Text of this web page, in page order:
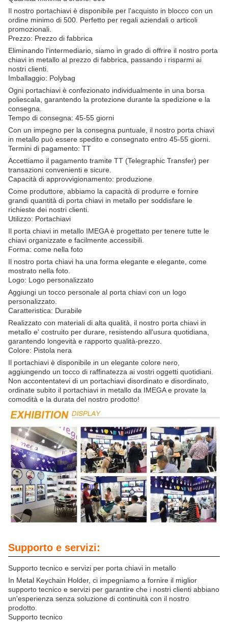
Il nostro portachiavi è disponibile per l'acquisto in blocco con un
ordine minimo di 500. Perfetto per regali aziendali o articoli
promozionali.
Prezzo: Prezzo di fabbrica
Eliminando l'intermediario, siamo in grado di offrire il nostro porta
chiavi in metallo al prezzo di fabbrica, passando i risparmi ai
nostri clienti.
Imballaggio: Polybag
Ogni portachiavi è confezionato individualmente in una borsa
poliescala, garantendo la protezione durante la spedizione e la
consegna.
Tempo di consegna: 45-55 giorni
Con un impegno per la consegna puntuale, il nostro porta chiavi
in metallo può essere spedito e consegnato entro 45-55 giorni.
Termini di pagamento: TT
Accettiamo il pagamento tramite TT (Telegraphic Transfer) per
transazioni convenienti e sicure.
Capacità di approvvigionamento: produzione
Come produttore, abbiamo la capacità di produrre e fornire
grandi quantità di porta chiavi in metallo per soddisfare le
richieste dei nostri clienti.
Utilizzo: Portachiavi
Il porta chiavi in metallo IMEGA è progettato per tenere tutte le
chiavi organizzate e facilmente accessibili.
Forma: come nella foto
Il nostro porta chiavi ha una forma elegante e elegante, come
mostrato nella foto.
Logo: Logo personalizzato
Aggiungi un tocco personale al porta chiavi con un logo
personalizzato.
Caratteristica: Durabile
Realizzato con materiali di alta qualità, il nostro porta chiavi in
metallo e' costruito per durare, resistendo all'usura quotidiana,
garantendo longevità e rapporto qualità-prezzo.
Colore: Pistola nera
Il portachiavi è disponibile in un elegante colore nero,
aggiungendo un tocco di raffinatezza ai vostri oggetti quotidiani.
Non accontentatevi di un portachiavi disordinato e disordinato,
ordinate subito il portachiavi in metallo da IMEGA e provate la
comodità e la durata del nostro prodotto!
Supporto e servizi:
Supporto tecnico e servizi per porta chiavi in metallo
In Metal Keychain Holder, ci impegniamo a fornire il miglior
supporto tecnico e servizi per garantire che i nostri clienti abbiano
un'esperienza senza soluzione di continuità con il nostro
prodotto.
Supporto tecnico